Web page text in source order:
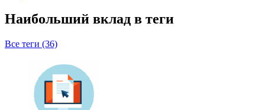
Наибольший вклад в теги
Все теги (36)